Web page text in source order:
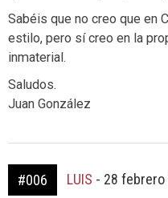
Sabéis que no creo que en
estilo, pero sí creo en la
inmaterial.
Saludos.
Juan González
#006 LUIS - 28 febrero